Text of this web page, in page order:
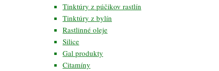
Tinktúry z púčikov rastlín
Tinktúry z bylín
Rastlinné oleje
Silice
Gal produkty
Citamíny